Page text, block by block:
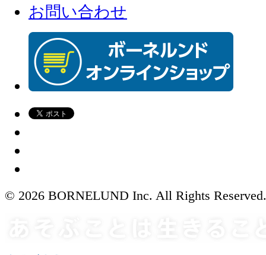
お問い合わせ
© 2026 BORNELUND Inc. All Rights Reserved.